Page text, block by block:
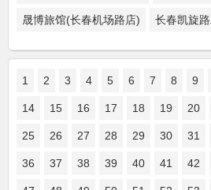
晟博旅馆(长春机场路店) 长春凯旋
1 2 3 4 5 6 7 8 9
14 15 16 17 18 19 20
25 26 27 28 29 30 31
36 37 38 39 40 41 42